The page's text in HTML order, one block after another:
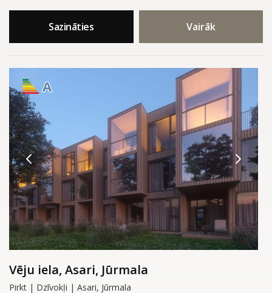
Sazināties Vairāk
A
Vēju iela, Asari, Jūrmala
Pirkt | Dzīvokļi | Asari, Jūrmala